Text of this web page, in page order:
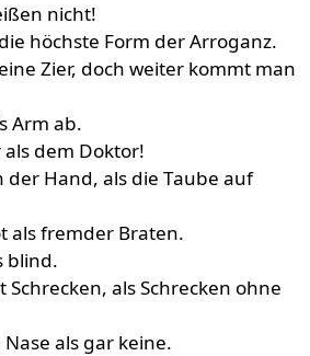
nicht!
höchste Form der Arroganz.
Zier, doch weiter kommt man
Arm ab.
als dem Doktor!
der Hand, als die Taube auf
als fremder Braten.
blind.
Schrecken, als Schrecken ohne
als gar keine.